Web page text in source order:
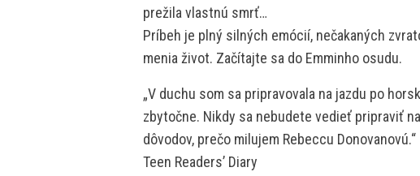
prežila vlastnú smrť…
Príbeh je plný silných emócií, nečakaných
menia život. Začítajte sa do Emminho osudu.
„V duchu som sa pripravovala na jazdu po
zbytočne. Nikdy sa nebudete vedieť pripraviť
dôvodov, prečo milujem Rebeccu Donovanovú.“
Teen Readers’ Diary